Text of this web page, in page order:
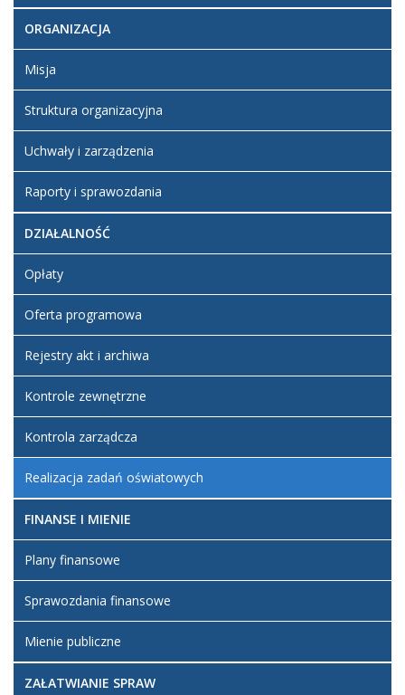
ORGANIZACJA
Misja
Struktura organizacyjna
Uchwały i zarządzenia
Raporty i sprawozdania
DZIAŁALNOŚĆ
Opłaty
Oferta programowa
Rejestry akt i archiwa
Kontrole zewnętrzne
Kontrola zarządcza
Realizacja zadań oświatowych
FINANSE I MIENIE
Plany finansowe
Sprawozdania finansowe
Mienie publiczne
ZAŁATWIANIE SPRAW